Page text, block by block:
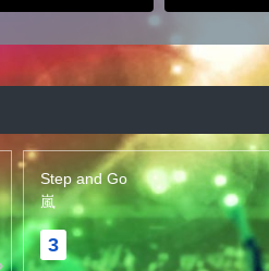
Step and Go
嵐
3